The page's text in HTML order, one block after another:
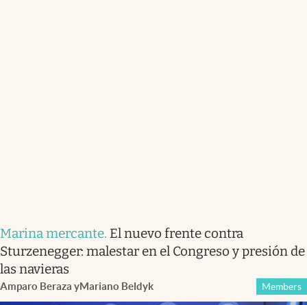
Marina mercante. El nuevo frente contra
Sturzenegger: malestar en el Congreso y presión de
las navieras
Amparo Beraza yMariano Beldyk Members